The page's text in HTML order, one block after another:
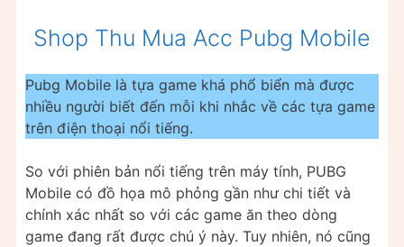
Shop Thu Mua Acc Pubg Mobile
Pubg Mobile là tựa game khá phổ biển mà được
nhiều người biết đến mỗi khi nhắc về các tựa game
trên điện thoại nổi tiếng.
So với phiên bản nổi tiếng trên máy tính, PUBG
Mobile có đồ họa mô phỏng gần như chi tiết và
chính xác nhất so với các game ăn theo dòng
game đang rất được chú ý này. Tuy nhiên, nó cũng